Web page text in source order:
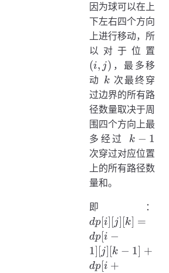
因为球可以在上
下左右四个方向
上进行移动，所
以对于位置
(i, j) ，最多移
动 k
k 次最终穿
过边界的所有路
径数量取决于周
围四个方向上最
多经过 k
-
1
k − 1
次穿过对应位置
上的所有路径数
量和。
即：
dp[i] [j] [k] =
dp[i −
1] [j] [k − 1] +
dp[i +